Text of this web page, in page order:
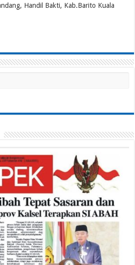
Handil Bakti, Kab.Barito Kuala